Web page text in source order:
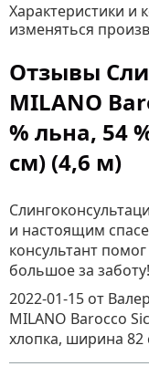
Характеристики и
изменяться
Отзывы
MILANO
% льна, 54
см) (4,6 м)
и настоящим
консультант
большое за заботу!
2022-01-15 от
MILANO Barocco
хлопка, ширина 82